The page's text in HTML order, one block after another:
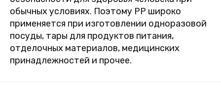
обычных условиях. Поэтому PP широко
применяется при изготовлении одноразовой
посуды, тары для продуктов питания,
отделочных материалов, медицинских
принадлежностей и прочее.